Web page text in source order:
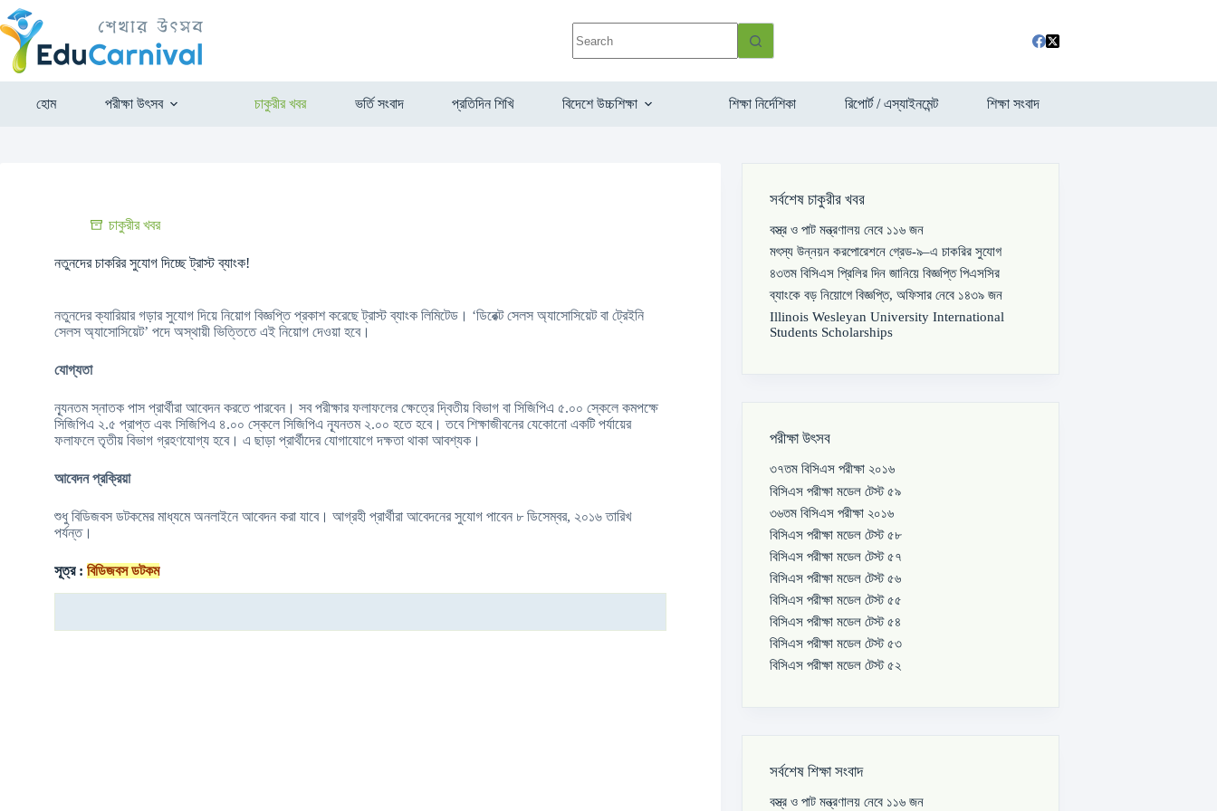
হোম পরীক্ষা উৎসব চাকুরীর খবর ভর্তি সংবাদ প্রতিদিন শিখি বিদেশে উচ্চশিক্ষা শিক্ষা নির্দেশিকা রিপোর্ট / এস্যাইনমেন্ট শিক্ষা সংবাদ
চাকুরীর খবর
নতুনদের চাকরির সুযোগ দিচ্ছে ট্রাস্ট ব্যাংক!
নতুনদের ক্যারিয়ার গড়ার সুযোগ দিয়ে নিয়োগ বিজ্ঞপ্তি প্রকাশ করেছে ট্রাস্ট ব্যাংক লিমিটেড। ‘ডিরেক্ট সেলস অ্যাসোসিয়েট বা ট্রেইনি
সেলস অ্যাসোসিয়েট’ পদে অস্থায়ী ভিত্তিতে এই নিয়োগ দেওয়া হবে।
যোগ্যতা
ন্যূনতম স্নাতক পাস প্রার্থীরা আবেদন করতে পারবেন। সব পরীক্ষার ফলাফলের ক্ষেত্রে দ্বিতীয় বিভাগ বা সিজিপিএ ৫.০০ স্কেলে কমপক্ষে
সিজিপিএ ২.৫ প্রাপ্ত এবং সিজিপিএ ৪.০০ স্কেলে সিজিপিএ ন্যূনতম ২.০০ হতে হবে। তবে শিক্ষাজীবনের যেকোনো একটি পর্যায়ের
ফলাফলে তৃতীয় বিভাগ গ্রহণযোগ্য হবে। এ ছাড়া প্রার্থীদের যোগাযোগে দক্ষতা থাকা আবশ্যক।
আবেদন প্রক্রিয়া
শুধু বিডিজবস ডটকমের মাধ্যমে অনলাইনে আবেদন করা যাবে। আগ্রহী প্রার্থীরা আবেদনের সুযোগ পাবেন ৮ ডিসেম্বর, ২০১৬ তারিখ
পর্যন্ত।
সূত্র : বিডিজবস ডটকম
সর্বশেষ চাকুরীর খবর
বস্ত্র ও পাট মন্ত্রণালয় নেবে ১১৬ জন
মৎস্য উন্নয়ন করপোরেশনে গ্রেড-৯–এ চাকরির সুযোগ
৪৩তম বিসিএস প্রিলির দিন জানিয়ে বিজ্ঞপ্তি পিএসসির
ব্যাংকে বড় নিয়োগে বিজ্ঞপ্তি, অফিসার নেবে ১৪৩৯ জন
Illinois Wesleyan University International
Students Scholarships
পরীক্ষা উৎসব
৩৭তম বিসিএস পরীক্ষা ২০১৬
বিসিএস পরীক্ষা মডেল টেস্ট ৫৯
৩৬তম বিসিএস পরীক্ষা ২০১৬
বিসিএস পরীক্ষা মডেল টেস্ট ৫৮
বিসিএস পরীক্ষা মডেল টেস্ট ৫৭
বিসিএস পরীক্ষা মডেল টেস্ট ৫৬
বিসিএস পরীক্ষা মডেল টেস্ট ৫৫
বিসিএস পরীক্ষা মডেল টেস্ট ৫৪
বিসিএস পরীক্ষা মডেল টেস্ট ৫৩
বিসিএস পরীক্ষা মডেল টেস্ট ৫২
সর্বশেষ শিক্ষা সংবাদ
বস্ত্র ও পাট মন্ত্রণালয় নেবে ১১৬ জন